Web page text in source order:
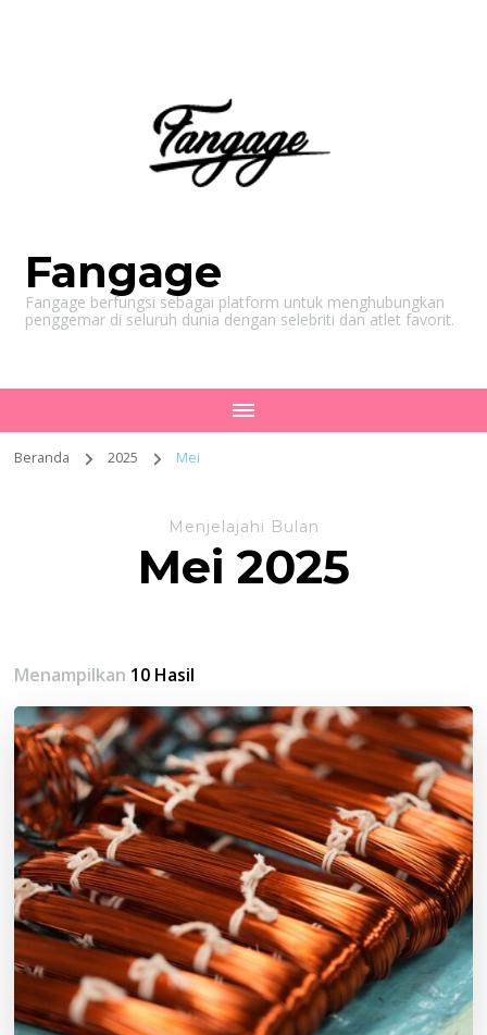
Fangage
Fangage berfungsi sebagai platform untuk menghubungkan
penggemar di seluruh dunia dengan selebriti dan atlet favorit.
Beranda 2025 Mei
Menjelajahi Bulan
Mei 2025
Menampilkan 10 Hasil